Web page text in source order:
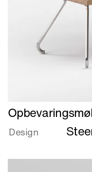
Læs
mere
om
Design